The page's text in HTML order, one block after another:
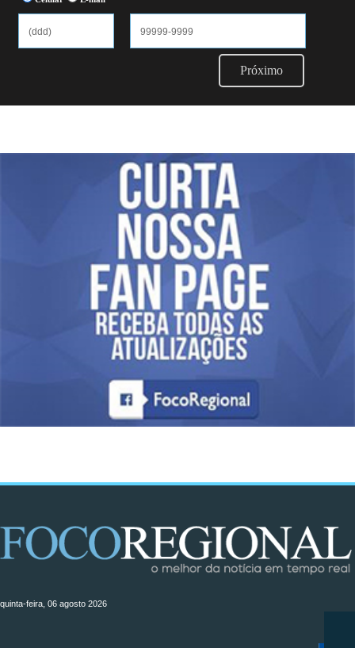
Próximo
quinta-feira, 06 agosto 2026